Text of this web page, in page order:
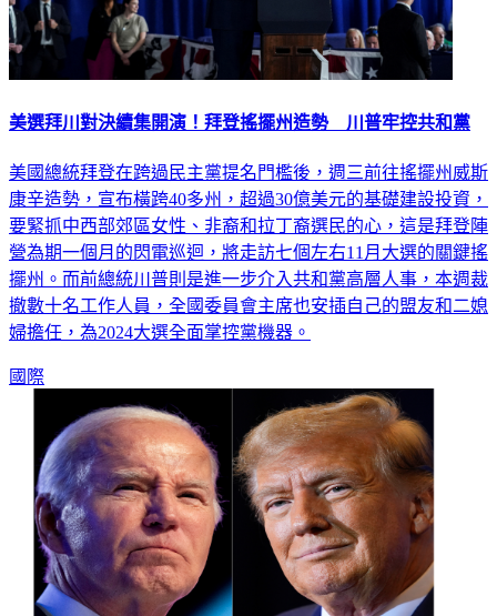
美選拜川對決續集開演！拜登搖擺州造勢 川普牢控共和黨
美國總統拜登在跨過民主黨提名門檻後，週三前往搖擺州威斯
康辛造勢，宣布橫跨40多州，超過30億美元的基礎建設投資，
要緊抓中西部郊區女性、非裔和拉丁裔選民的心，這是拜登陣
營為期一個月的閃電巡迴，將走訪七個左右11月大選的關鍵搖
擺州。而前總統川普則是進一步介入共和黨高層人事，本週裁
撤數十名工作人員，全國委員會主席也安插自己的盟友和二媳
婦擔任，為2024大選全面掌控黨機器。
國際